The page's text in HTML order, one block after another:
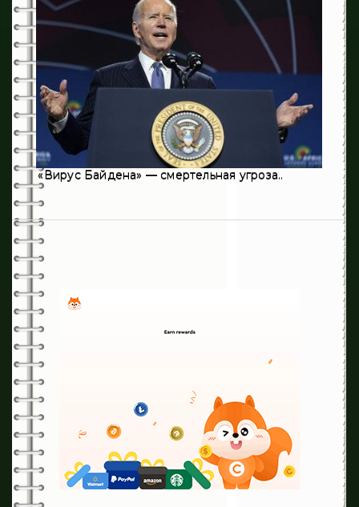
Травматология 125
Флебология
Эндокринология 16
Хирургия 236
«Вирус Байдена» — смертельная угроза..